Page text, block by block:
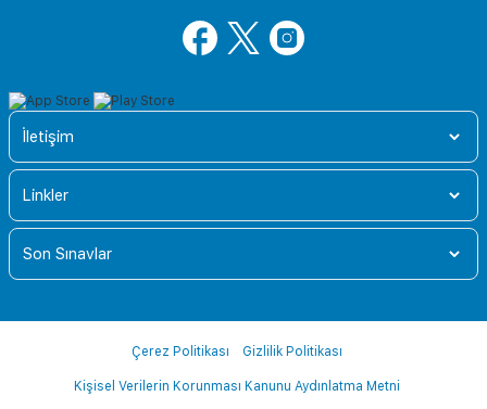
İletişim
Linkler
Son Sınavlar
Çerez Politikası Gizlilik Politikası
Kişisel Verilerin Korunması Kanunu Aydınlatma Metni